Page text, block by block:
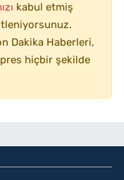
kabul etmiş
Dakika Haberleri,
hiçbir şekilde